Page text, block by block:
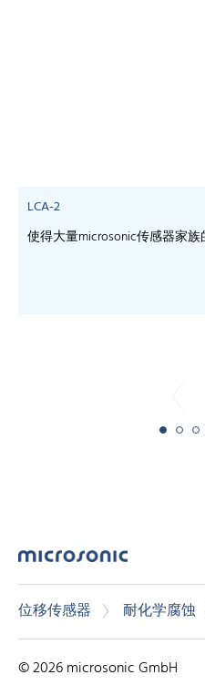
LCA-2
使得大量microsonic传感器家
位移传感器 耐化学腐蚀
© 2026 microsonic GmbH